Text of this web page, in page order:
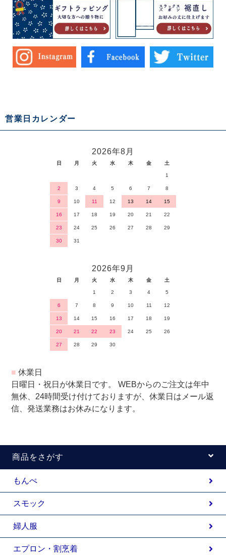
営業日カレンダー
2026年8月
日 月 火 水 木 金 土
1
2 3 4 5 6 7 8
9 10 11 12 13 14 15
16 17 18 19 20 21 22
23 24 25 26 27 28 29
30 31
2026年9月
日 月 火 水 木 金 土
1 2 3 4 5
6 7 8 9 10 11 12
13 14 15 16 17 18 19
20 21 22 23 24 25 26
27 28 29 30
■ 休業日
日曜日・祝日が休業日です。 WEBからのご注文は年中
無休、24時間受け付けておりますが、休業日はメール返
信、発送業務はお休みになります。
商品をさがす
もんぺ
スモック
婦人服
エプロン・割烹着